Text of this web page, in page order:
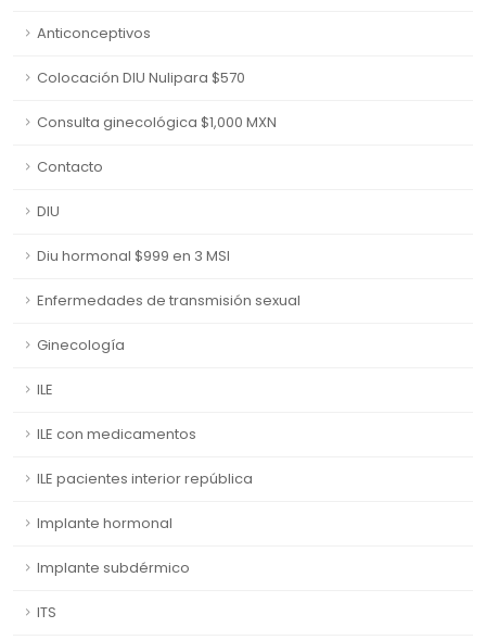
Anticonceptivos
Colocación DIU Nulipara $570
Consulta ginecológica $1,000 MXN
Contacto
DIU
Diu hormonal $999 en 3 MSI
Enfermedades de transmisión sexual
Ginecología
ILE
ILE con medicamentos
ILE pacientes interior república
Implante hormonal
Implante subdérmico
ITS